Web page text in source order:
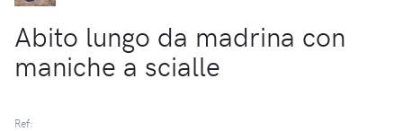
Abito lungo da madrina con
maniche a scialle
Ref: